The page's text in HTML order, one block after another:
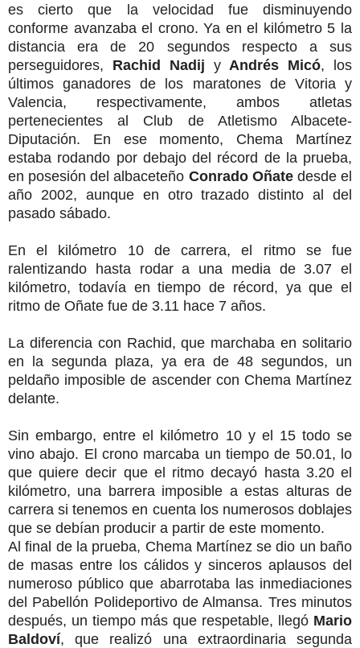
es cierto que la velocidad fue disminuyendo
conforme avanzaba el crono. Ya en el kilómetro 5 la
distancia era de 20 segundos respecto a sus
perseguidores, Rachid Nadij y Andrés Micó, los
últimos ganadores de los maratones de Vitoria y
Valencia, respectivamente, ambos atletas
pertenecientes al Club de Atletismo Albacete-
Diputación. En ese momento, Chema Martínez
estaba rodando por debajo del récord de la prueba,
en posesión del albaceteño Conrado Oñatedesde el
año 2002, aunque en otro trazado distinto al del
pasado sábado.
En el kilómetro 10 de carrera, el ritmo se fue
ralentizando hasta rodar a una media de 3.07 el
kilómetro, todavía en tiempo de récord, ya que el
ritmo de Oñate fue de 3.11 hace 7 años.
La diferencia con Rachid, que marchaba en solitario
en la segunda plaza, ya era de 48 segundos, un
peldaño imposible de ascender con Chema Martínez
delante.
Sin embargo, entre el kilómetro 10 y el 15 todo se
vino abajo. El crono marcaba un tiempo de 50.01, lo
que quiere decir que el ritmo decayó hasta 3.20 el
kilómetro, una barrera imposible a estas alturas de
carrera si tenemos en cuenta los numerosos doblajes
que se debían producir a partir de este momento.
Al final de la prueba, Chema Martínez se dio un baño
de masas entre los cálidos y sinceros aplausos del
numeroso público que abarrotaba las inmediaciones
del Pabellón Polideportivo de Almansa. Tres minutos
después, un tiempo más que respetable, llegó Mario
Baldoví, que realizó una extraordinaria segunda